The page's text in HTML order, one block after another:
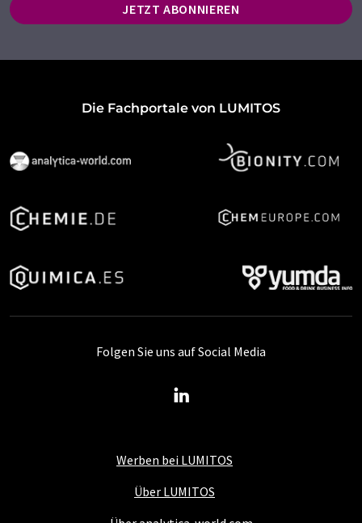
JETZT ABONNIEREN
Die Fachportale von LUMITOS
Werben bei LUMITOS
Über LUMITOS
Folgen Sie uns auf Social Media